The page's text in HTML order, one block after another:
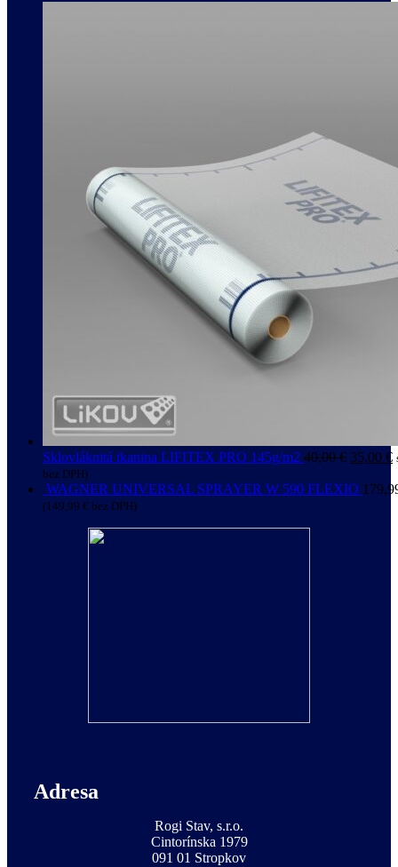
Sklovláknitá tkanina LIFITEX PRO 145g/m2 40,00€ 35,00 €
bez DPH)
WAGNER UNIVERSAL SPRAYER W 590 FLEXIO
(149,99 € bez DPH)
Adresa
Rogi Stav, s.r.o.
Cintorínska 1979
091 01 Stropkov